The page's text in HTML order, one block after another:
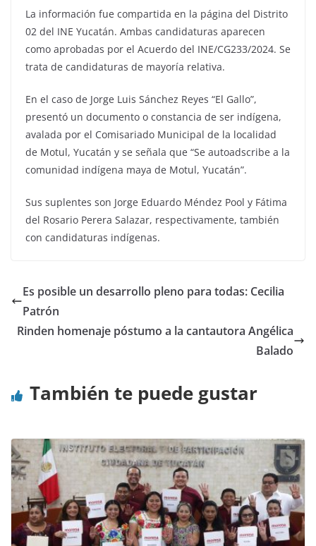
La información fue compartida en la página del Distrito
02 del INE Yucatán. Ambas candidaturas aparecen
como aprobadas por el Acuerdo del INE/CG233/2024. Se
trata de candidaturas de mayoría relativa.
En el caso de Jorge Luis Sánchez Reyes “El Gallo”,
presentó un documento o constancia de ser indígena,
avalada por el Comisariado Municipal de la localidad
de Motul, Yucatán y se señala que “Se autoadscribe a la
comunidad indígena maya de Motul, Yucatán”.
Sus suplentes son Jorge Eduardo Méndez Pool y Fátima
del Rosario Perera Salazar, respectivamente, también
con candidaturas indígenas.
Es posible un desarrollo pleno para todas: Cecilia
Patrón
Rinden homenaje póstumo a la cantautora Angélica
Balado
También te puede gustar